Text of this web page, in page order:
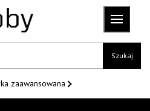
Szukaj
zaawansowana